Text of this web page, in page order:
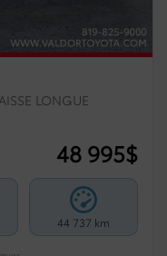
LONGUE
48 995$
44 737 km